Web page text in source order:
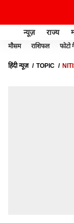
न्यूज़ राज्य
मौसम राशिफल फोटो
हिंदी न्यूज़ TOPIC